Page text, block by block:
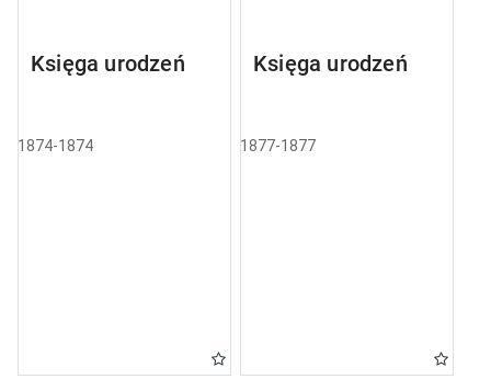
Księga urodzeń
1874-1874
Księga urodzeń
1877-1877